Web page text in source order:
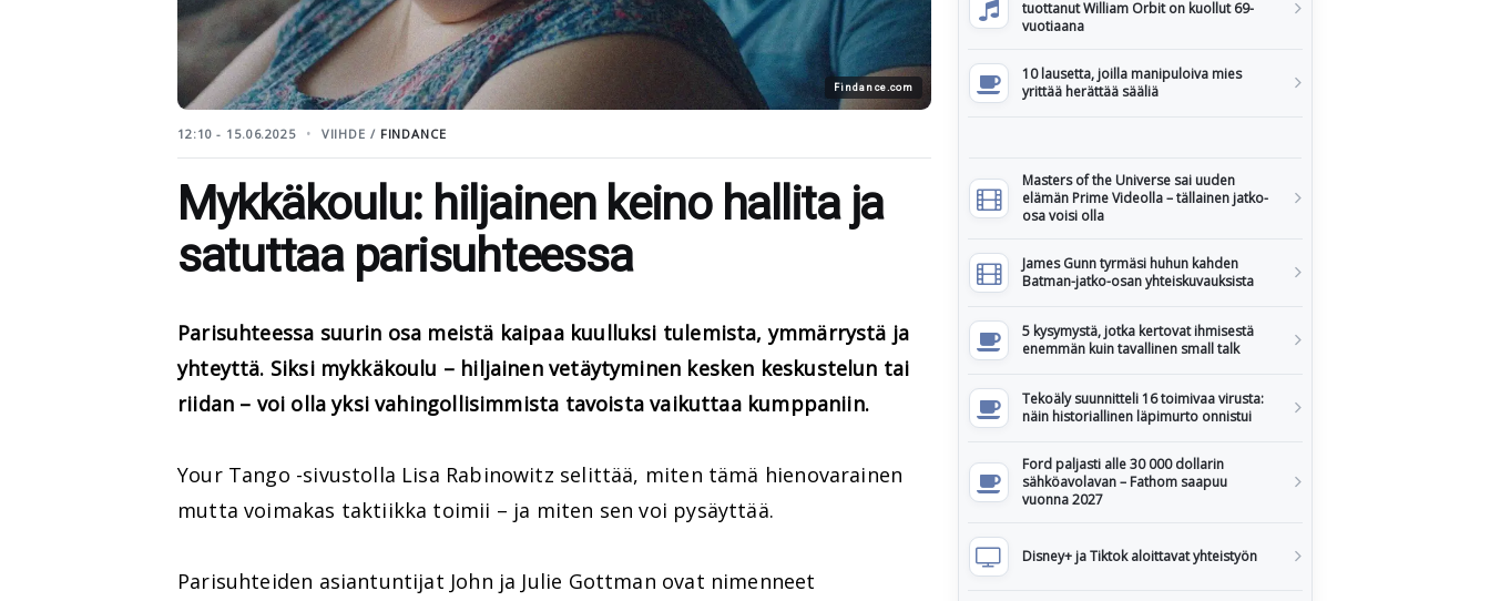
Findance.com
12:10 - 15.06.2025 VIIHDE / FINDANCE
Mykkäkoulu: hiljainen keino hallita ja
satuttaa parisuhteessa
Parisuhteessa suurin osa meistä kaipaa kuulluksi tulemista, ymmärrystä ja
yhteyttä. Siksi mykkäkoulu – hiljainen vetäytyminen kesken keskustelun tai
riidan – voi olla yksi vahingollisimmista tavoista vaikuttaa kumppaniin.
Your Tango -sivustolla Lisa Rabinowitz selittää, miten tämä hienovarainen
mutta voimakas taktiikka toimii – ja miten sen voi pysäyttää.
Parisuhteiden asiantuntijat John ja Julie Gottman ovat nimenneet
tuottanut William Orbit on kuollut 69-
vuotiaana
10 lausetta, joilla manipuloiva mies
yrittää herättää sääliä
Masters of the Universe sai uuden
elämän Prime Videolla – tällainen jatko-
osa voisi olla
James Gunn tyrmäsi huhun kahden
Batman-jatko-osan yhteiskuvauksista
5 kysymystä, jotka kertovat ihmisestä
enemmän kuin tavallinen small talk
Tekoäly suunnitteli 16 toimivaa virusta:
näin historiallinen läpimurto onnistui
Ford paljasti alle 30 000 dollarin
sähköavolavan – Fathom saapuu
vuonna 2027
Disney+ ja Tiktok aloittavat yhteistyön